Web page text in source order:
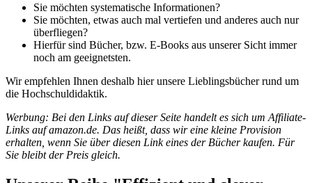
Sie möchten systematische Informationen?
Sie möchten, etwas auch mal vertiefen und anderes auch nur
überfliegen?
Hierfür sind Bücher, bzw. E-Books aus unserer Sicht immer
noch am geeignetsten.
Wir empfehlen Ihnen deshalb hier unsere Lieblingsbücher rund um
die Hochschuldidaktik.
Werbung: Bei den Links auf dieser Seite handelt es sich um Affiliate-
Links auf amazon.de. Das heißt, dass wir eine kleine Provision
erhalten, wenn Sie über diesen Link eines der Bücher kaufen. Für
Sie bleibt der Preis gleich.